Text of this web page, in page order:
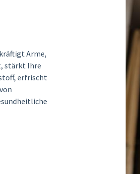
Arme,
stärkt Ihre
erfrischt